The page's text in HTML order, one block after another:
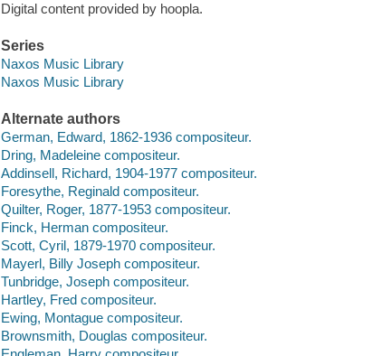
Digital content provided by hoopla.
Series
Naxos Music Library
Naxos Music Library
Alternate authors
German, Edward, 1862-1936 compositeur.
Dring, Madeleine compositeur.
Addinsell, Richard, 1904-1977 compositeur.
Foresythe, Reginald compositeur.
Quilter, Roger, 1877-1953 compositeur.
Finck, Herman compositeur.
Scott, Cyril, 1879-1970 compositeur.
Mayerl, Billy Joseph compositeur.
Tunbridge, Joseph compositeur.
Hartley, Fred compositeur.
Ewing, Montague compositeur.
Brownsmith, Douglas compositeur.